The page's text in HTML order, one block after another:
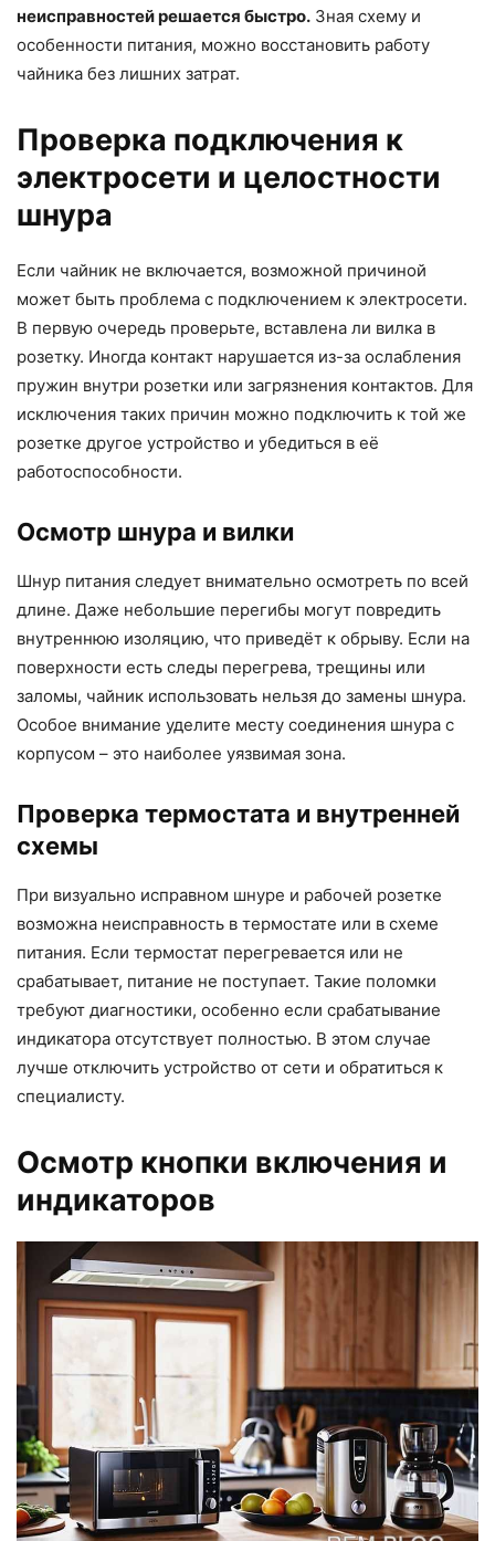
неисправностей решается быстро. Зная схему и
особенности питания, можно восстановить работу
чайника без лишних затрат.
Проверка подключения к
электросети и целостности
шнура
Если чайник не включается, возможной причиной
может быть проблема с подключением к электросети.
В первую очередь проверьте, вставлена ли вилка в
розетку. Иногда контакт нарушается из-за ослабления
пружин внутри розетки или загрязнения контактов. Для
исключения таких причин можно подключить к той же
розетке другое устройство и убедиться в её
работоспособности.
Осмотр шнура и вилки
Шнур питания следует внимательно осмотреть по всей
длине. Даже небольшие перегибы могут повредить
внутреннюю изоляцию, что приведёт к обрыву. Если на
поверхности есть следы перегрева, трещины или
заломы, чайник использовать нельзя до замены шнура.
Особое внимание уделите месту соединения шнура с
корпусом – это наиболее уязвимая зона.
Проверка термостата и внутренней
схемы
При визуально исправном шнуре и рабочей розетке
возможна неисправность в термостате или в схеме
питания. Если термостат перегревается или не
срабатывает, питание не поступает. Такие поломки
требуют диагностики, особенно если срабатывание
индикатора отсутствует полностью. В этом случае
лучше отключить устройство от сети и обратиться к
специалисту.
Осмотр кнопки включения и
индикаторов